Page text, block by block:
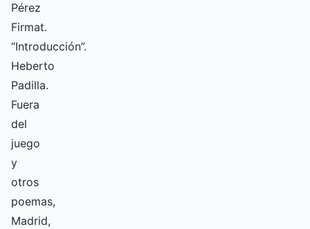
Pérez
Firmat.
“Introducción”.
Heberto
Padilla.
Fuera
del
juego
y
otros
poemas,
Madrid,